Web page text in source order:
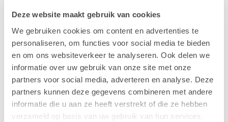
Deze website maakt gebruik van cookies
We gebruiken cookies om content en advertenties te
personaliseren, om functies voor social media te bieden
en om ons websiteverkeer te analyseren. Ook delen we
informatie over uw gebruik van onze site met onze
partners voor social media, adverteren en analyse. Deze
partners kunnen deze gegevens combineren met andere
informatie die u aan ze heeft verstrekt of die ze hebben
verzameld op basis van uw gebruik van hun services.
lokaal actief blijven, maar dan moet je automatiseren.”
Bij die verdere automatisatie speelt ook Lab9 Pro een
voortrekkersrol. Naast hun expertise in color
management begeleidt het team bedrijven als Miller
Graphics bij het automatiseren van hun prepress- en
productieprocessen, zodat efficiëntie, snelheid en
foutloosheid hand in hand gaan. “Automatisatie is
vandaag de sleutel om lokaal competitief te blijven”,